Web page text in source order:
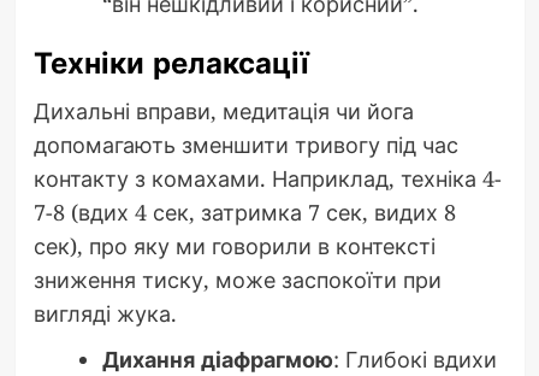
Техніки релаксації
Дихальні вправи, медитація чи йога
допомагають зменшити тривогу під час
контакту з комахами. Наприклад, техніка 4-
7-8 (вдих 4 сек, затримка 7 сек, видих 8
сек), про яку ми говорили в контексті
зниження тиску, може заспокоїти при
вигляді жука.
Дихання діафрагмою: Глибокі вдихи